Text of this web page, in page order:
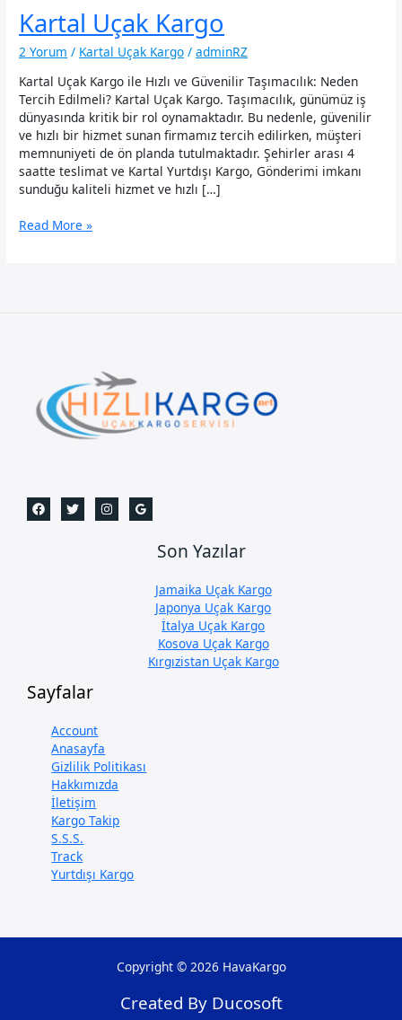
Kartal Uçak Kargo
2 Yorum / Kartal Uçak Kargo /adminRZ
Kartal Uçak Kargo ile Hızlı ve Güvenilir Taşımacılık: Neden
Tercih Edilmeli? Kartal Uçak Kargo. Taşımacılık, günümüz iş
dünyasında kritik bir rol oynamaktadır. Bu nedenle, güvenilir
ve hızlı bir hizmet sunan firmamız tercih edilirken, müşteri
memnuniyeti de ön planda tutulmaktadır. Şehirler arası 4
saatte teslimat ve Kartal Yurtdışı Kargo, Gönderimi imkanı
sunduğu kaliteli hizmet ve hızlı […]
Kartal
Read More »
Son Yazılar
Jamaika Uçak Kargo
Japonya Uçak Kargo
İtalya Uçak Kargo
Kosova Uçak Kargo
Kırgızistan Uçak Kargo
Sayfalar
Account
Anasayfa
Gizlilik Politikası
Hakkımızda
İletişim
Kargo Takip
S.S.S.
Track
Yurtdışı Kargo
Copyright © 2026 HavaKargo
Created By Ducosoft